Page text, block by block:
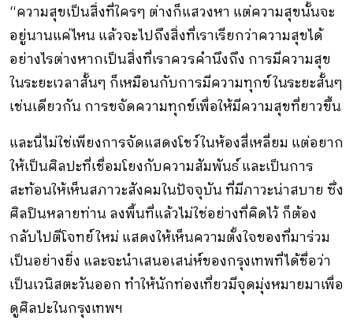
“ความสุขเป็นสิ่งที่ใครๆ ต่างก็แสวงหา แต่ความสุขนั้นจะ
อยู่นานแค่ไหน แล้วจะไปถึงสิ่งที่เราเรียกว่าความสุขได้
อย่างไรต่างหากเป็นสิ่งที่เราควรคำนึงถึง การมีความสุข
ในระยะเวลาสั้นๆ ก็เหมือนกับการมีความทุกข์ในระยะสั้นๆ
เช่นเดียวกัน การขจัดความทุกข์เพื่อให้มีความสุขที่ยาวขึ้น
และนี่ไม่ใช่เพียงการจัดแสดงโชว์ในห้องสี่เหลี่ยม แต่อยาก
ให้เป็นศิลปะที่เชื่อมโยงกับความสัมพันธ์ และเป็นการ
สะท้อนให้เห็นสภาวะสังคมในปัจจุบัน ที่มีภาวะน่าสบาย ซึ่ง
ศิลปินหลายท่าน ลงพื้นที่แล้วไม่ใช่อย่างที่คิดไว้ ก็ต้อง
กลับไปตีโจทย์ใหม่ แสดงให้เห็นความตั้งใจของที่มาร่วม
เป็นอย่างยิ่ง และจะนำเสนอเสน่ห์ของกรุงเทพที่ได้ชื่อว่า
เป็นเวนิสตะวันออก ทำให้นักท่องเที่ยวมีจุดมุ่งหมายมาเพื่อ
ดูศิลปะในกรุงเทพฯ